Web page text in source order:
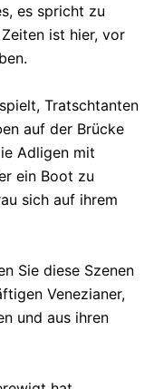
es spricht zu
ist hier, vor
Tratschtanten
auf der Brücke
Adligen mit
ein Boot zu
sich auf ihrem
Sie diese Szenen
Venezianer,
und aus ihren